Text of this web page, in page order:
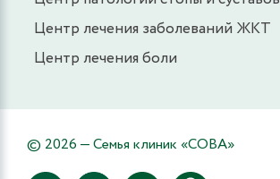
Центр лечения заболеваний ЖКТ
Центр лечения боли
© 2026 — Семья клиник «СОВА»